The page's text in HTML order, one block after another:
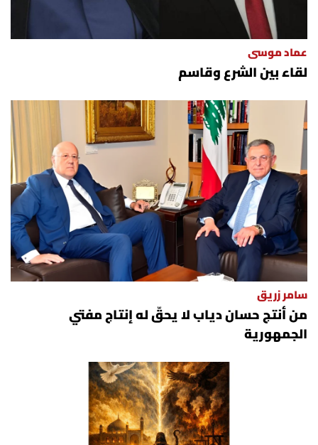
عماد موسى
لقاء بين الشرع وقاسم
سامر زريق
من أنتج حسان دياب لا يحقّ له إنتاج مفتي
الجمهورية